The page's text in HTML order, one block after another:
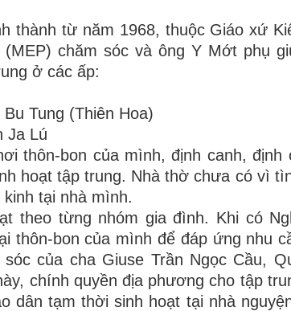
thành từ năm 1968, thuộc Giáo xứ
chăm sóc và ông Y Mớt phụ
ở các ấp:
Tung (Thiên Hoa)
Ja Lú
thôn-bon của mình, định canh, định
hoạt tập trung. Nhà thờ chưa có vì
tại nhà mình.
theo từng nhóm gia đình. Khi có
thôn-bon của mình để đáp ứng nhu
của cha Giuse Trần Ngọc Cầu,
chính quyền địa phương cho tập
dân tạm thời sinh hoạt tại nhà